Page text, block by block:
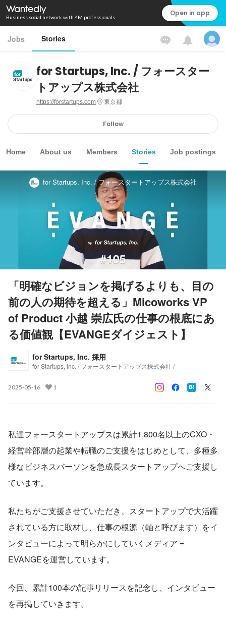
Business social network with 4M professionals Open in app
Jobs Stories
for Startups, Inc. / フォースター
トアップス株式会社
https://forstartups.com 東京都
Follow
Home About us Members Stories Job postings
for Startups, Inc. / フォースタートアップス株式会社
「明確なビジョンを掲げるよりも、目の
前の人の期待を超える」Micoworks VP
of Product 小越 崇広氏の仕事の根底にあ
る価値観【EVANGEダイジェスト】
for Startups, Inc. 採用
for Startups, Inc. / フォースタートアップス株式会社 /
2025-05-16 1
私達フォースタートアップスは累計1,800名以上のCXO・
経営幹部層の起業や転職のご支援をはじめとして、多種多
様なビジネスパーソンを急成長スタートアップへご支援し
ています。
私たちがご支援させていただき、スタートアップで大活躍
されている方に取材し、仕事の根源（軸と呼びます）をイ
ンタビューによって明らかにしていくメディア =
EVANGEを運営しています。
今回、累計100本の記事リリースを記念し、インタビュー
を再掲していきます。